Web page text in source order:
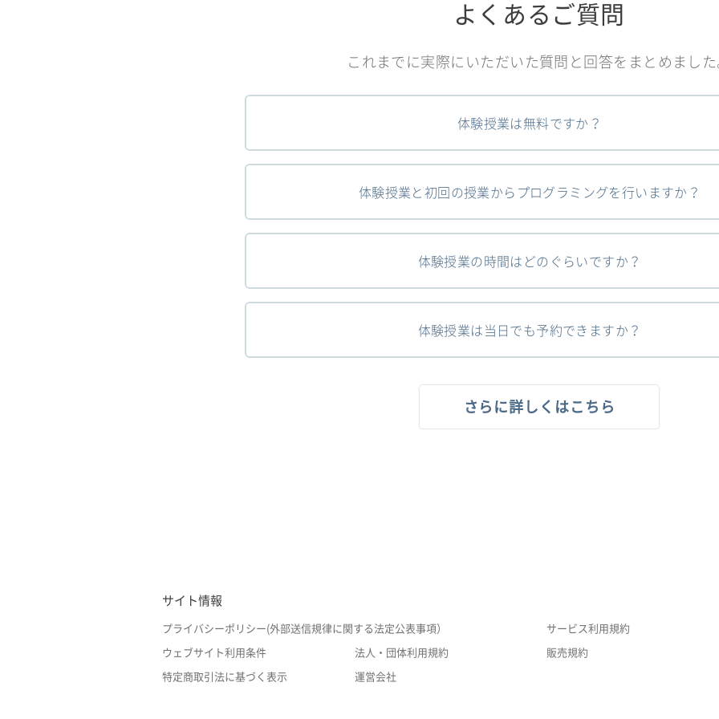
よくあるご質問
これまでに実際にいただいた質問と回答をまとめまし
体験授業は無料ですか？
体験授業と初回の授業からプログラミングを行いますか？
体験授業の時間はどのぐらいですか？
体験授業は当日でも予約できますか？
さらに詳しくはこちら
サイト情報
プライバシーポリシー(外部送信規律に関する法定公表事項） サービス利用規約
ウェブサイト利用条件 法人・団体利用規約 販売規約
特定商取引法に基づく表示 運営会社